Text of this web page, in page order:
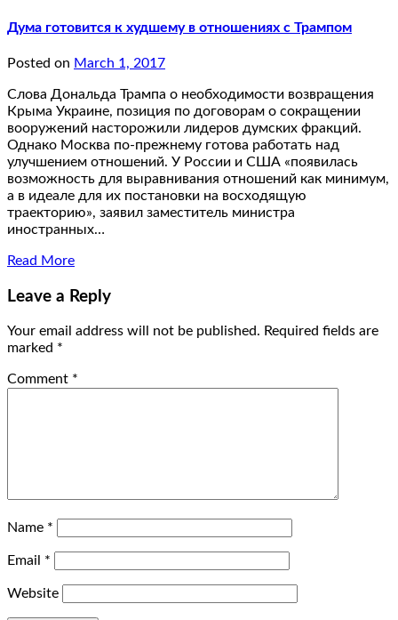
Дума готовится к худшему в отношениях с Трампом
Posted on March 1, 2017
Слова Дональда Трампа о необходимости возвращения
Крыма Украине, позиция по договорам о сокращении
вооружений насторожили лидеров думских фракций.
Однако Москва по-прежнему готова работать над
улучшением отношений. У России и США «появилась
возможность для выравнивания отношений как минимум,
а в идеале для их постановки на восходящую
траекторию», заявил заместитель министра
иностранных…
Read More
Leave a Reply
Your email address will not be published. Required fields are
marked *
Comment *
Name *
Email *
Website